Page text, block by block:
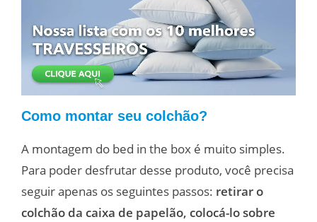
Como montar seu colchão?
A montagem do bed in the box é muito simples.
Para poder desfrutar desse produto, você precisa
seguir apenas os seguintes passos: retirar o
colchão da caixa de papelão, colocá-lo sobre